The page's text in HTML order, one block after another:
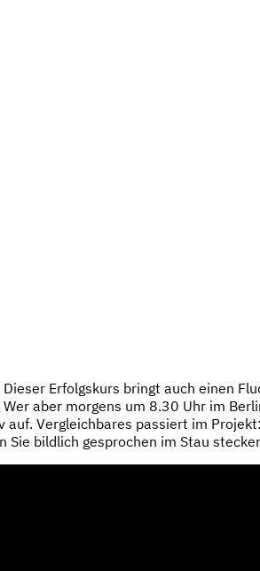
Erfolgskurs bringt auch einen
aber morgens um 8.30 Uhr im
Vergleichbares passiert im
Sie bildlich gesprochen im Stau